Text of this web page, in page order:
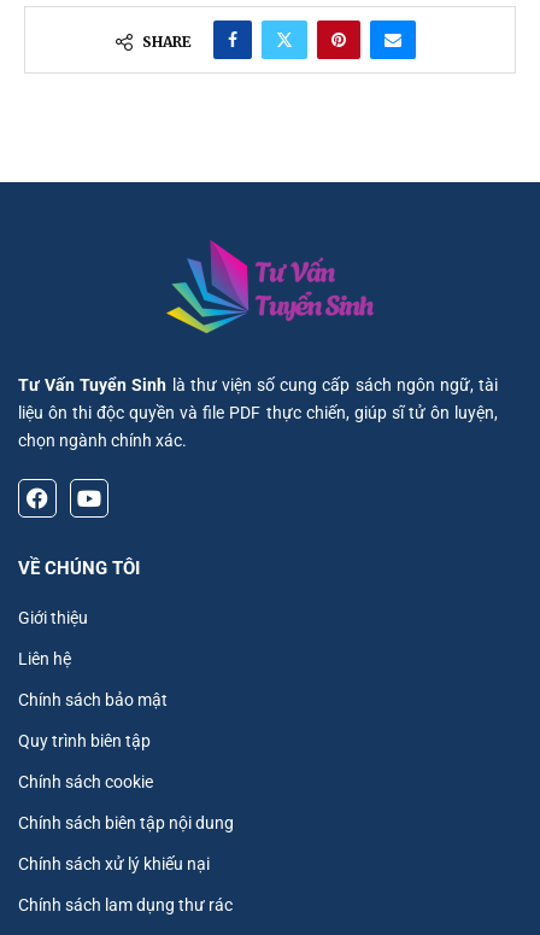
SHARE
Tư Vấn Tuyển Sinh là thư viện số cung cấp sách ngôn ngữ, tài
liệu ôn thi độc quyền và file PDF thực chiến, giúp sĩ tử ôn luyện,
chọn ngành chính xác.
VỀ CHÚNG TÔI
Giới thiệu
Liên hệ
Chính sách bảo mật
Quy trình biên tập
Chính sách cookie
Chính sách biên tập nội dung
Chính sách xử lý khiếu nại
Chính sách lam dụng thư rác